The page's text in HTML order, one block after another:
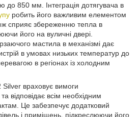
до 850 мм. Інтеграція дотягувача в
робить його важливим елементом
сприяє збереженню тепла в
його на вуличні двері.
мастила в механізмі дає
в умовах низьких температур до
в регіонах із холодним
враховує вимоги
відповідає всім необхідним
Це забезпечує додатковий
і приміщень, підкреслюючи його